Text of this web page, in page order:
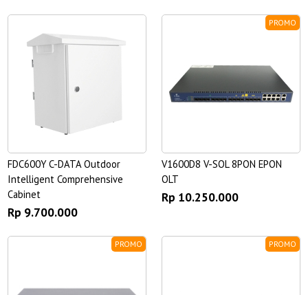
FDC600Y C-DATA Outdoor
Intelligent Comprehensive
Cabinet
Rp 9.700.000
PROMO
V1600D8 V-SOL 8PON EPON
OLT
Rp 10.250.000
PROMO PROMO